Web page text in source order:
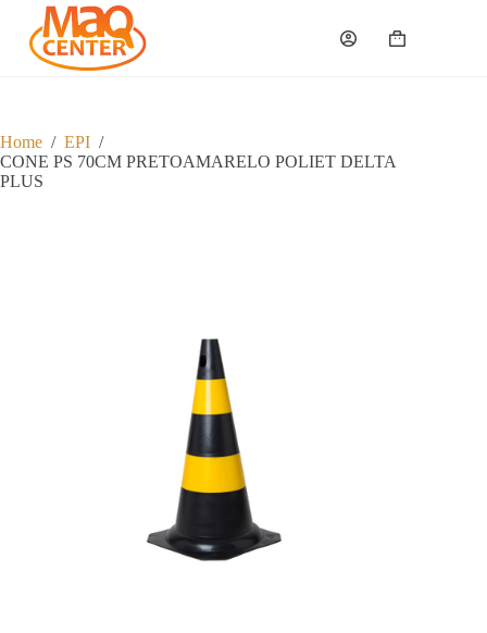
u
a
r
a
Carrinho
Home / EPI /
CONE PS 70CM PRETOAMARELO POLIET DELTA
PLUS